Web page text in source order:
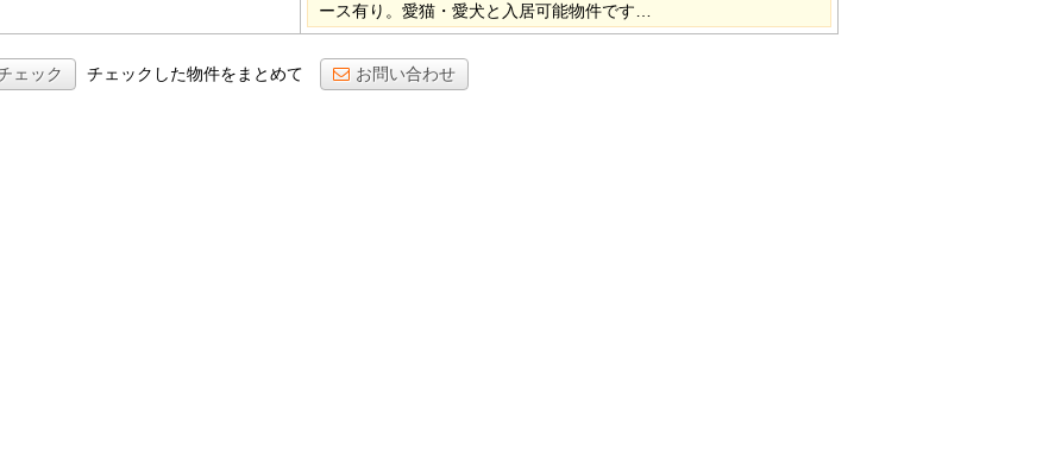
ース有り。愛猫・愛犬と入居可能物件です…
ェック チェックした物件をまとめて お問い合わせ